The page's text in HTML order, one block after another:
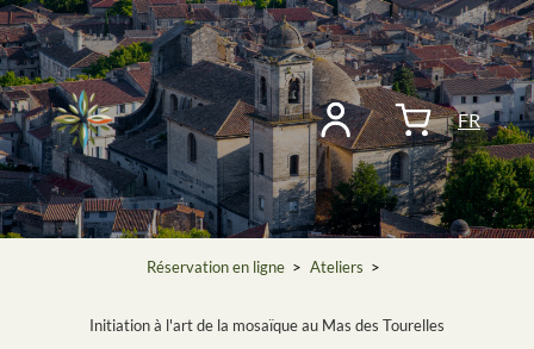
FR
Réservation en ligne > Ateliers >
Initiation à l'art de la mosaïque au Mas des Tourelles